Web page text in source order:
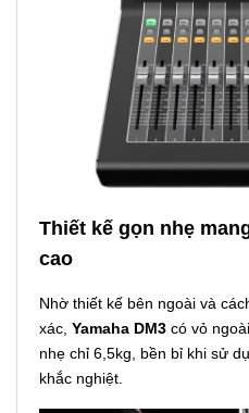
Thiết kế gọn nhẹ
cao
Nhờ thiết kế bên ngoài và
xác, Yamaha DM3 có vỏ
nhẹ chỉ 6,5kg, bền bỉ khi sử
khắc nghiệt.